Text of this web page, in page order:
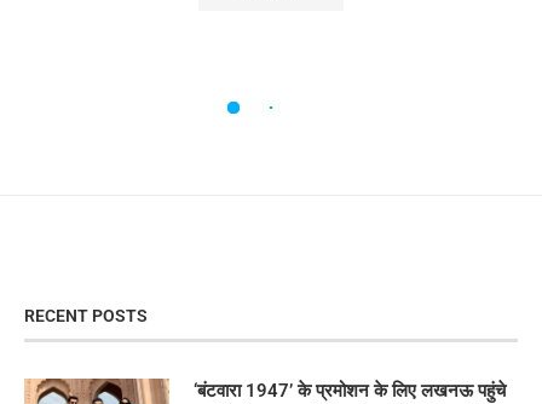
RECENT POSTS
‘बंटवारा 1947’ के प्रमोशन के लिए लखनऊ पहुंचे